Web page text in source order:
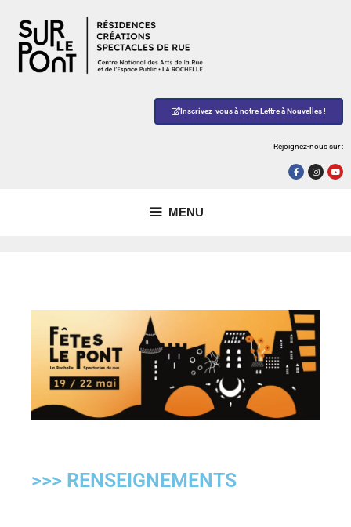
Inscrivez-vous à notre Lettre à Nouvelles !
Rejoignez-nous sur :
MENU
>>> RENSEIGNEMENTS